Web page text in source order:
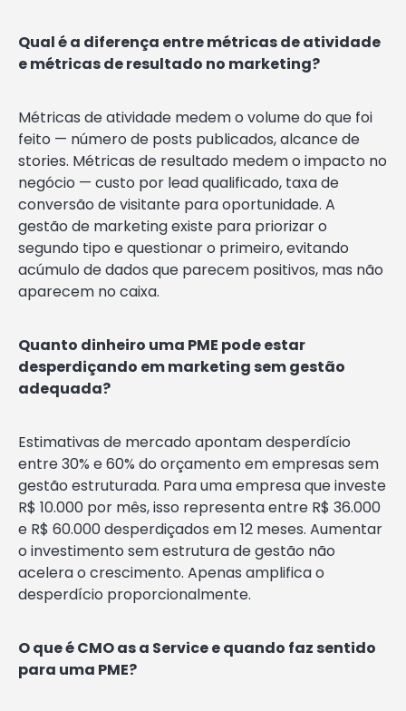
Qual é a diferença entre métricas de atividade
e métricas de resultado no marketing?
Métricas de atividade medem o volume do que foi
feito — número de posts publicados, alcance de
stories. Métricas de resultado medem o impacto no
negócio — custo por lead qualificado, taxa de
conversão de visitante para oportunidade. A
gestão de marketing existe para priorizar o
segundo tipo e questionar o primeiro, evitando
acúmulo de dados que parecem positivos, mas não
aparecem no caixa.
Quanto dinheiro uma PME pode estar
desperdiçando em marketing sem gestão
adequada?
Estimativas de mercado apontam desperdício
entre 30% e 60% do orçamento em empresas sem
gestão estruturada. Para uma empresa que investe
R$ 10.000 por mês, isso representa entre R$ 36.000
e R$ 60.000 desperdiçados em 12 meses. Aumentar
o investimento sem estrutura de gestão não
acelera o crescimento. Apenas amplifica o
desperdício proporcionalmente.
O que é CMO as a Service e quando faz sentido
para uma PME?